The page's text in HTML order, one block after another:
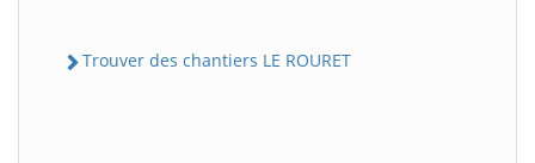
Trouver des chantiers LE ROURET